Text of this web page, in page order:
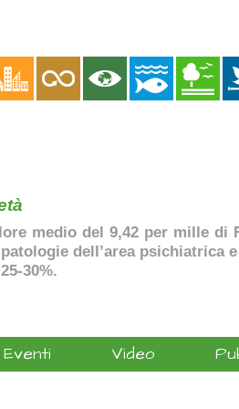
medio del 9,42 per mille di
dell’area psichiatrica
30%.
Eventi Video